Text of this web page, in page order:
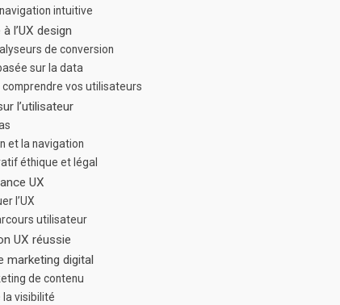
navigation intuitive
l’UX design
de conversion
sur la data
comprendre vos utilisateurs
l’utilisateur
et la navigation
éthique et légal
UX
l’UX
utilisateur
UX réussie
marketing digital
de contenu
la visibilité